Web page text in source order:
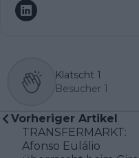
Klatscht 1
Besucher 1
Vorheriger Artikel
TRANSFERMARKT:
Afonso Eulálio